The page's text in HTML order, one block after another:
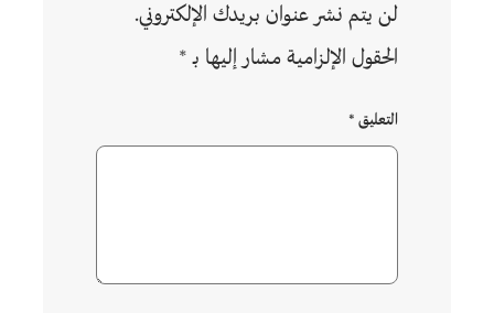
لن يتم نشر عنوان بريدك الإلكتروني.
الحقول الإلزامية مشار إليها بـ*
التعليق *